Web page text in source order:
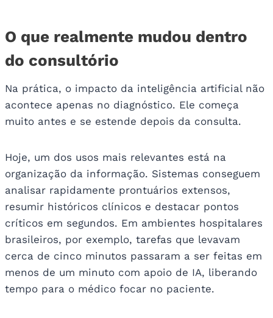
O que realmente mudou dentro
do consultório
Na prática, o impacto da inteligência artificial não
acontece apenas no diagnóstico. Ele começa
muito antes e se estende depois da consulta.
Hoje, um dos usos mais relevantes está na
organização da informação. Sistemas conseguem
analisar rapidamente prontuários extensos,
resumir históricos clínicos e destacar pontos
críticos em segundos. Em ambientes hospitalares
brasileiros, por exemplo, tarefas que levavam
cerca de cinco minutos passaram a ser feitas em
menos de um minuto com apoio de IA, liberando
tempo para o médico focar no paciente.